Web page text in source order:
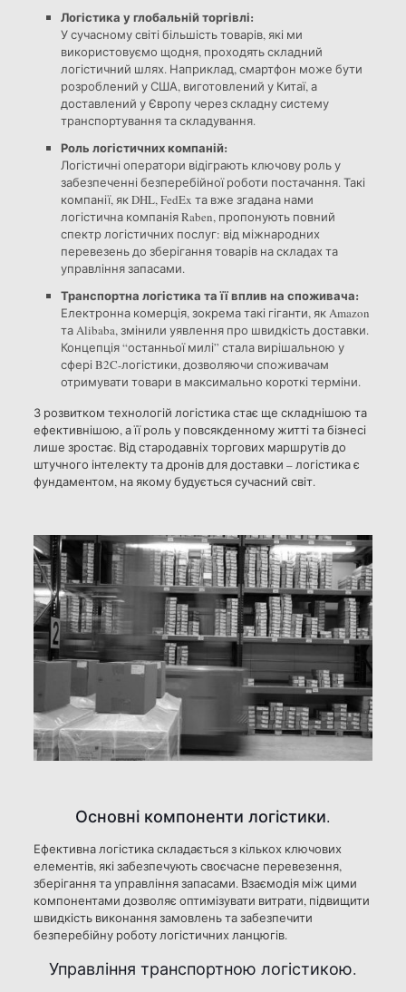
Логістика у глобальній торгівлі:
У сучасному світі більшість товарів, які ми
використовуємо щодня, проходять складний
логістичний шлях. Наприклад, смартфон може бути
розроблений у США, виготовлений у Китаї, а
доставлений у Європу через складну систему
транспортування та складування.
Роль логістичних компаній:
Логістичні оператори відіграють ключову роль у
забезпеченні безперебійної роботи постачання. Такі
компанії, як DHL, FedEx та вже згадана нами
логістична компанія Raben, пропонують повний
спектр логістичних послуг: від міжнародних
перевезень до зберігання товарів на складах та
управління запасами.
Транспортна логістика та її вплив на споживача:
Електронна комерція, зокрема такі гіганти, як Amazon
та Alibaba, змінили уявлення про швидкість доставки.
Концепція “останньої милі” стала вирішальною у
сфері B2C-логістики, дозволяючи споживачам
отримувати товари в максимально короткі терміни.
З розвитком технологій логістика стає ще складнішою та
ефективнішою, а її роль у повсякденному житті та бізнесі
лише зростає. Від стародавніх торгових маршрутів до
штучного інтелекту та дронів для доставки – логістика є
фундаментом, на якому будується сучасний світ.
Основні компоненти логістики.
Ефективна логістика складається з кількох ключових
елементів, які забезпечують своєчасне перевезення,
зберігання та управління запасами. Взаємодія між цими
компонентами дозволяє оптимізувати витрати, підвищити
швидкість виконання замовлень та забезпечити
безперебійну роботу логістичних ланцюгів.
Управління транспортною логістикою.